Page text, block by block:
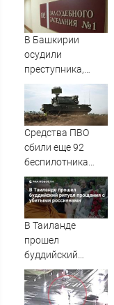
В Башкирии
осудили
преступника,
напавшего на
пару после
застолья
Средства ПВО
сбили еще 92
беспилотника
ВСУ над
Ярославской
областью
В Таиланде
прошел
буддийский
ритуал прощания
с убитыми
россиянами